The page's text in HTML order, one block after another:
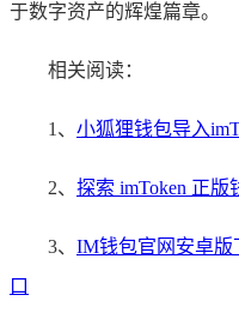
于数字资产的辉煌篇章。
相关阅读：
1、 小狐狸钱包导入
2、 探索 imToken 正
3、 IM钱包官网安卓版
口